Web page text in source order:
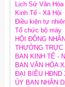
Lịch Sử Văn Hóa
Kinh Tế - Xã Hội
Điều kiện tự
Tổ chức bộ máy
HỘI ĐỒNG
THƯỜNG TRỰC
BAN KINH TẾ -
BAN VĂN HÓA
ĐẠI BIỂU HĐND
ỦY BAN NHÂN